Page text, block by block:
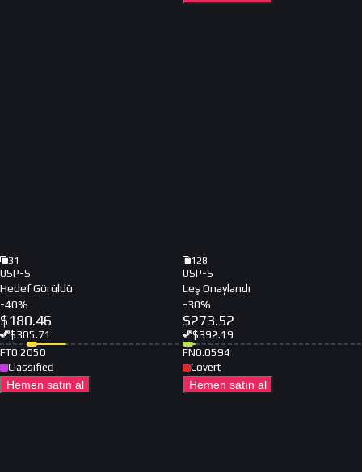
31
USP-S
Hedef Görüldü
-40%
$180.46
$305.71
FT0.2050
Classified
Hemen satın al
128
USP-S
Leş Onaylandı
-30%
$273.52
$392.19
FN0.0594
Covert
Hemen satın al